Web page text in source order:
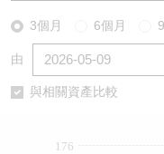
3個月 6個月
由
與相關資產比較
176
認股證/牛熊證日誌
牛熊證到期結算價查詢
中資ETFs溢價比較